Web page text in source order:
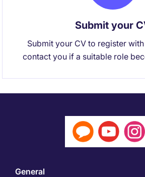
Submit your
Submit your CV to register
contact you if a suitable role
General